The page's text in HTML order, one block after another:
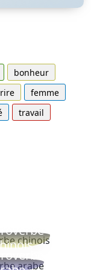
bonheur
femme
travail